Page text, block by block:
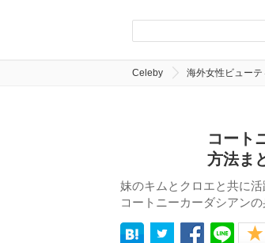
Celeby 海外女性ビューテ
コート
方法ま
妹のキムとクロエと共に
コートニーカーダシアン